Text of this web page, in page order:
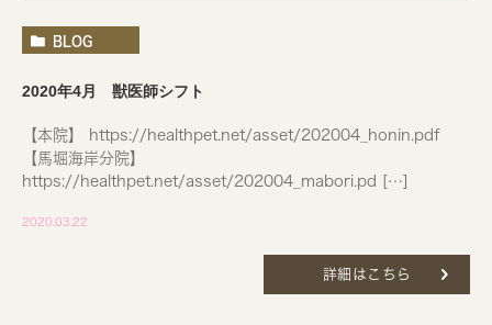
BLOG
2020年4月 獣医師シフト
【本院】 https://healthpet.net/asset/202004_honin.pdf
【馬堀海岸分院】
https://healthpet.net/asset/202004_mabori.pd […]
2020.03.22
詳細はこちら